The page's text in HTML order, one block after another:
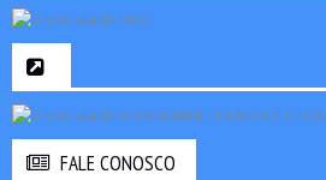
FALE CONOSCO